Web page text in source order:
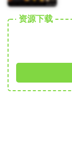
资源下载